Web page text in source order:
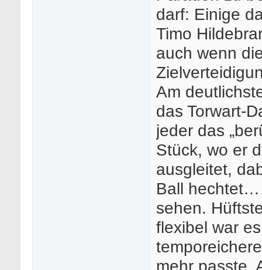
darf: Einige
Timo
auch wenn
Am
das Torwart-
jeder das
Stück, wo er
ausgleitet,
Ball hechtet…
sehen.
flexibel war
mehr passte.